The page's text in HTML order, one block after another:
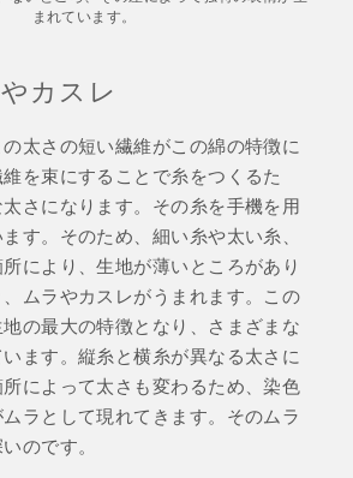
まれています。
カスレ
太さの短い繊維がこの綿の特徴に
を束にすることで糸をつくるた
さになります。その糸を手機を用
す。そのため、細い糸や太い糸、
により、生地が薄いところがあり
ムラやカスレがうまれます。この
の最大の特徴となり、さまざまな
ます。縦糸と横糸が異なる太さに
によって太さも変わるため、染色
ラとして現れてきます。そのムラ
のです。